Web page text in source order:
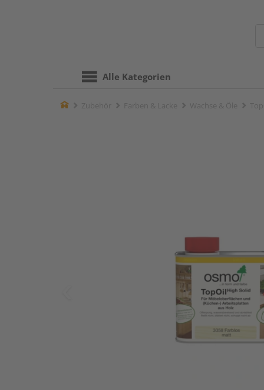
Alle Kategorien
Home